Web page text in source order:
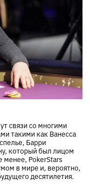
связи со многими
такими как Ванесса
Барри
который был лицом
менее, PokerStars
в мире и, вероятно,
десятилетия.